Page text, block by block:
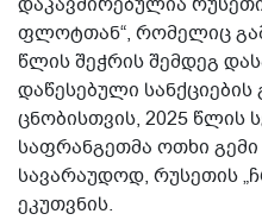
ფლოტთან“, რომელიც
წლის შეჭრის შემდეგ
დაწესებული
ცნობისთვის, 2025 წლის
საფრანგეთმა ოთხი
სავარაუდოდ, რუსეთის
ეკუთვნის.